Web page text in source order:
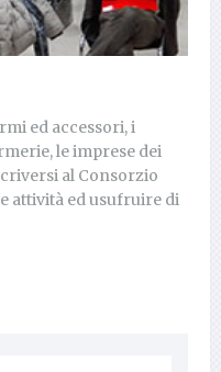
ed accessori, i
le imprese dei
al Consorzio
attività ed usufruire di